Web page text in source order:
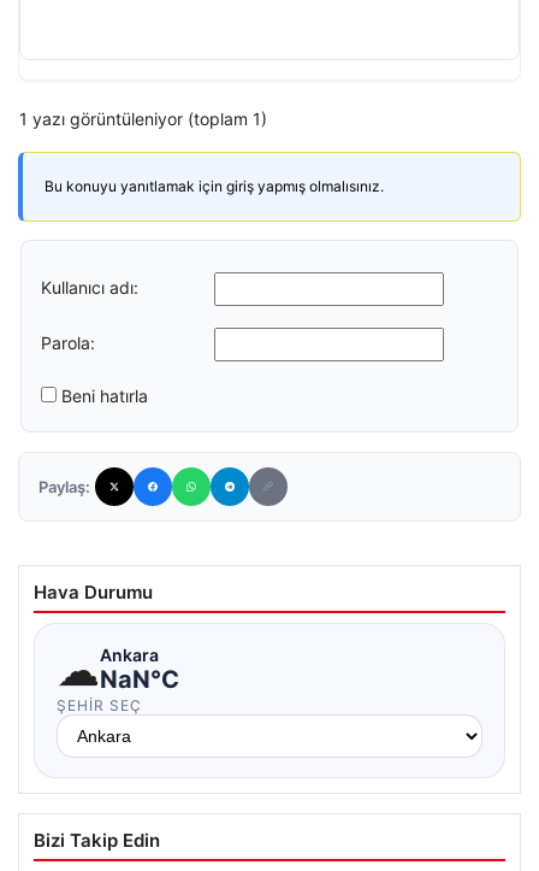
1 yazı görüntüleniyor (toplam 1)
Bu konuyu yanıtlamak için giriş yapmış olmalısınız.
Kullanıcı adı:
Parola:
Beni hatırla
Paylaş:
Hava Durumu
☁Ankara
NaN°C
ŞEHIR SEÇ
Bizi Takip Edin